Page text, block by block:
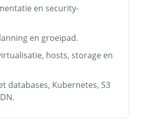
en security-
en groeipad.
hosts, storage en
databases, Kubernetes, S3